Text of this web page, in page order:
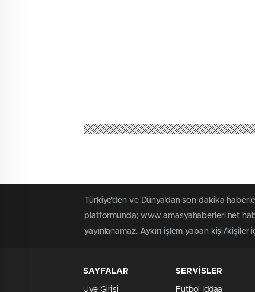
Türkiye'den ve Dünya’dan son dakika
platformunda; www.amasyahaberleri.net
yayınlanamaz. Aykırı işlem yapan kişi/
SAYFALAR
Üye Girişi
SERVİSLER
Futbol İddaa